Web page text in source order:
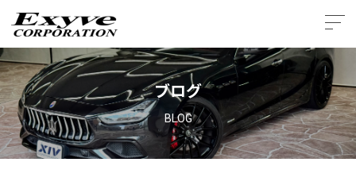
ブログ
BLOG